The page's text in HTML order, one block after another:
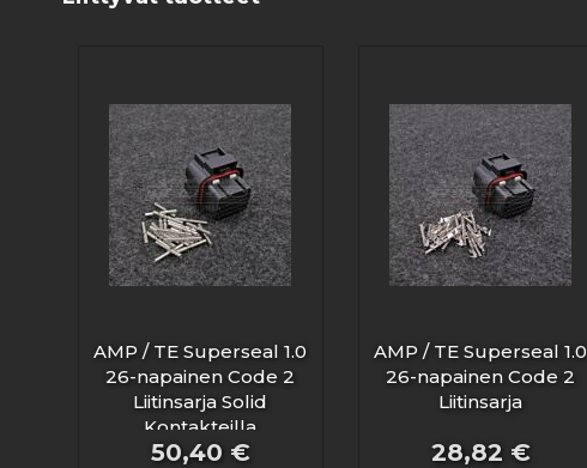
AMP / TE Superseal 1.0
26-napainen Code 2
Liitinsarja Solid
Kontakteilla
50,40 €
AMP / TE Superseal 1.0
26-napainen Code 2
Liitinsarja
28,82 €